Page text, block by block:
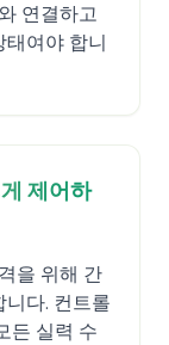
연결하고
여야 합니
제어하
을 위해 간
다. 컨트롤
든 실력 수